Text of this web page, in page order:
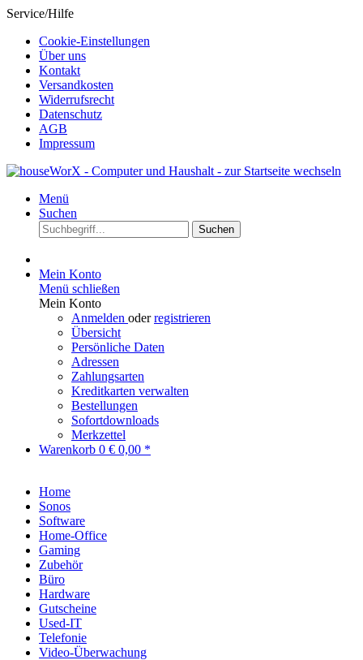
Service/Hilfe
Cookie-Einstellungen
Über uns
Kontakt
Versandkosten
Widerrufsrecht
Datenschutz
AGB
Impressum
Menü
Suchen
Suchen
Mein Konto
Menü schließen
Mein Konto
Anmelden oderregistrieren
Übersicht
Persönliche Daten
Adressen
Zahlungsarten
Kreditkarten verwalten
Bestellungen
Sofortdownloads
Merkzettel
Warenkorb 0 € 0,00 *
Home
Sonos
Software
Home-Office
Gaming
Zubehör
Büro
Hardware
Gutscheine
Used-IT
Telefonie
Video-Überwachung